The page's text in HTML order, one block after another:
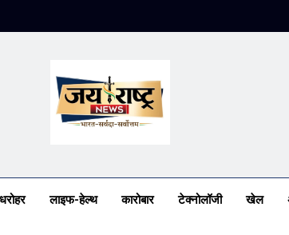
Jai Rashtra
धरोहर लाइफ-हेल्थ कारोबार टेक्नोलॉजी खेल